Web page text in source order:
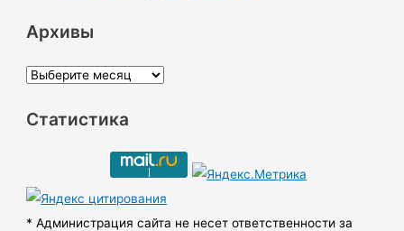
Архивы
А
х
ы
Статистика
* Администрация сайта не несет ответственности за